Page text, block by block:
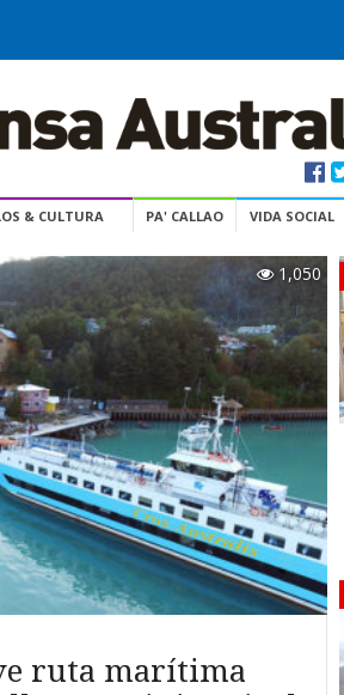
& CULTURA PA' CALLAO VIDA SOCIAL
1,050
ruta marítima